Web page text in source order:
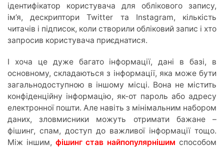
ідентифікатор користувача для облікового запису,
ім’я, дескриптори Twitter та Instagram, кількість
читачів і підписок, коли створили обліковий запис і хто
запросив користувача приєднатися.
І хоча це дуже багато інформації, дані в базі, в
основному, складаються з інформації, яка може бути
загальнодоступною в іншому місці. Вона не містить
конфіденційну інформацію, як-от пароль або адресу
електронної пошти. Але навіть з мінімальним набором
даних, зловмисники можуть отримати бажане –
фішинг, спам, доступ до важливої інформації тощо.
Між іншим, фішинг став найпопулярнішим способом